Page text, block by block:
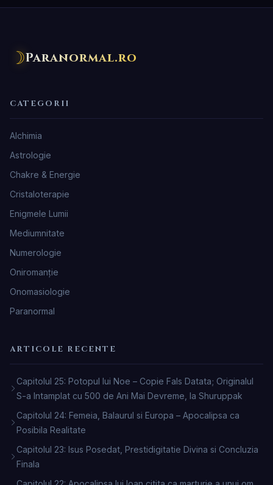
☽Paranormal.ro
CATEGORII
Alchimia
Astrologie
Chakre & Energie
Cristaloterapie
Enigmele Lumii
Mediumnitate
Numerologie
Oniromanţie
Onomasiologie
Paranormal
ARTICOLE RECENTE
Capitolul 25: Potopul lui Noe – Copie Fals Datata; Originalul
S-a Intamplat cu 500 de Ani Mai Devreme, la Shuruppak
Capitolul 24: Femeia, Balaurul si Europa – Apocalipsa ca
Posibila Realitate
Capitolul 23: Isus Posedat, Prestidigitatie Divina si Concluzia
Finala